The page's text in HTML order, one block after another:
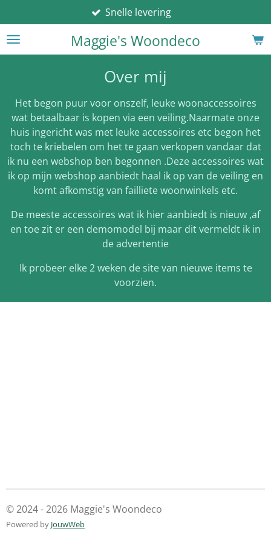
direct
naar
de
Maggie's Woondeco
Snelle levering
Over mij
Het begon puur voor onszelf, leuke woonaccessoires
wat betaalbaar is kopen via een veiling.Naarmate onze
huis ingericht was met leuke accessoires etc begon het
toch te kriebelen om het te gaan verkopen vandaar dat
ik nu een webshop ben begonnen .Deze accessoires wat
ik op mijn webshop aanbiedt haal ik op van de veiling en
komt afkomstig van failliete woonwinkels etc.
De meeste accessoires wat ik hier aanbiedt is nieuw ,af
en toe zit er een demomodel bij maar dit vermeldt ik in
de advertentie
Ik probeer elke 2 weken de site van nieuwe items te
voorzien.
© 2024 - 2026 Maggie's Woondeco
Powered by JouwWeb